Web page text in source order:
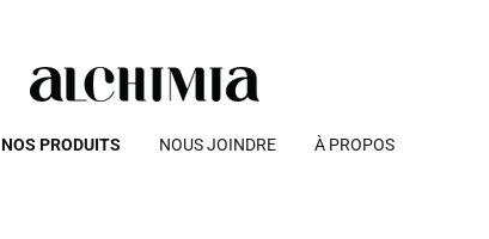
NOS PRODUITS NOUS JOINDRE À PROPOS